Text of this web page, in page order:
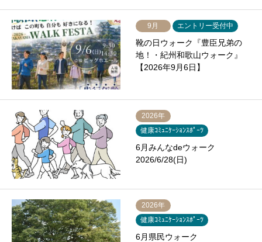
9月 エントリー受付中
靴の日ウォーク『豊臣兄弟の
地！・紀州和歌山ウォーク』
【2026年9月6日】
2026年
健康ｺﾐｭﾆｹｰｼｮﾝｽﾎﾟｰﾂ
6月みんなdeウォーク
2026/6/28(日)
2026年
健康ｺﾐｭﾆｹｰｼｮﾝｽﾎﾟｰﾂ
6月県民ウォーク